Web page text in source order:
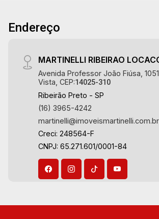
Endereço
MARTINELLI RIBEIRAO
Avenida Professor João Fiúsa,
Vista, CEP:14025-310
Ribeirão Preto - SP
(16) 3965-4242
martinelli@imoveismartinelli.com.br
Creci: 248564-F
CNPJ: 65.271.601/0001-84